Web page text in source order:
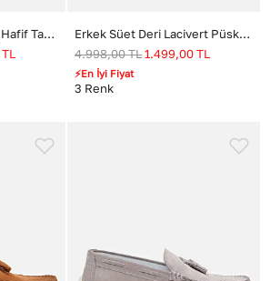
Erkek Nubuk Deri Bej Hafif Tabanlı Günlük Loafer
TL
Erkek Süet Deri Lacivert Püskül Detaylı Günlük Loafer
4.998,00TL1.499,00 TL
⚡En İyi Fiyat
3 Renk